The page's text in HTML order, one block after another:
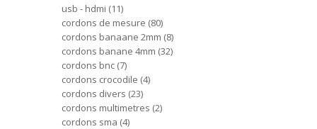
usb - hdmi 11
cordons de mesure 80
cordons banaane 2mm 8
cordons banane 4mm 32
cordons bnc 7
cordons crocodile 4
cordons divers 23
cordons multimetres 2
cordons sma 4